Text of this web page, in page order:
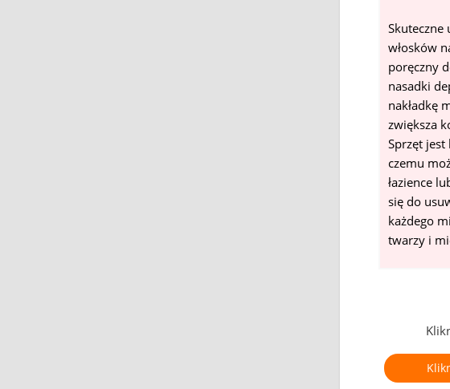
Skuteczne
włosków
poręczny
nasadki
nakładkę
zwiększa
Sprzęt
czemu
łazience
się do
każdego
twarzy i